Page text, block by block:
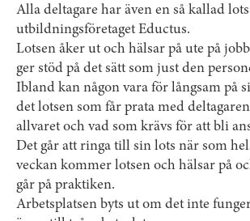
Alla deltagare har även en så kallad
utbildningsföretaget Eductus.
Lotsen åker ut och hälsar på ute på
ger stöd på det sätt som just den
Ibland kan någon vara för långsam på
det lotsen som får prata med
allvaret och vad som krävs för att bli
Det går att ringa till sin lots när som
veckan kommer lotsen och hälsar på
går på praktiken.
Arbetsplatsen byts ut om det inte